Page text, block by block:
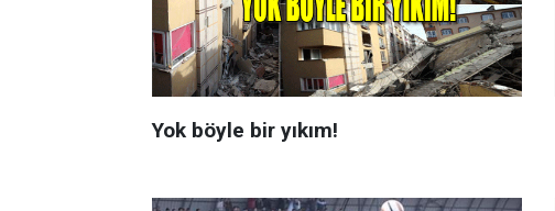
Yok böyle bir yıkım!